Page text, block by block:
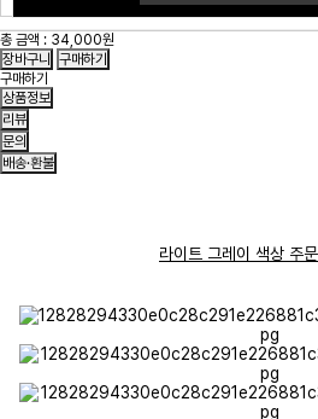
총 금액 : 34,000원
구매하기
상품정보
리뷰
문의
배송·환불
라이트 그레이 색상 주